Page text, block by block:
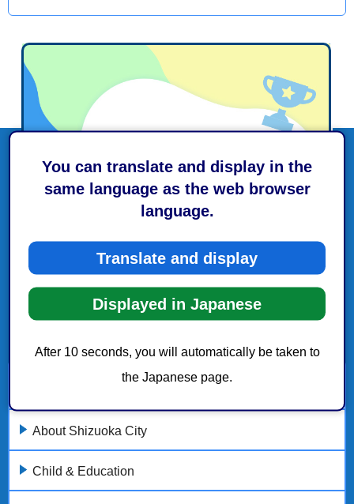
You can translate and display in the
same language as the web browser
language.
Translate and display
Displayed in Japanese
After 10 seconds, you will automatically be taken to
the Japanese page.
About Shizuoka City
Child & Education